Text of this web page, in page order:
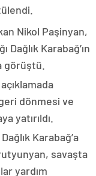
Nikol Paşinyan,
Dağlık Karabağ’ın
görüştü.
dönmesi ve
yatırıldı.
Karabağ’a
savaşta
yardım